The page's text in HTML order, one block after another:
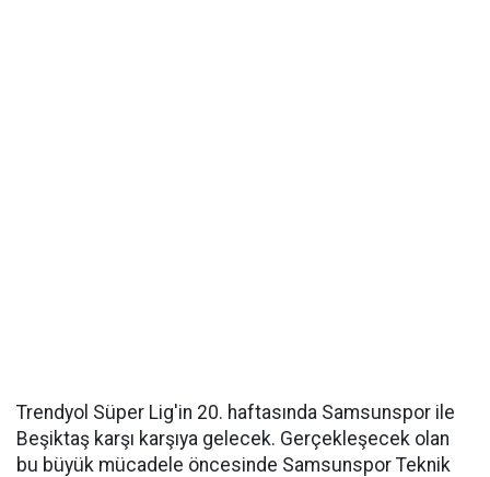
Trendyol Süper Lig'in 20. haftasında Samsunspor ile
Beşiktaş karşı karşıya gelecek. Gerçekleşecek olan
bu büyük mücadele öncesinde Samsunspor Teknik